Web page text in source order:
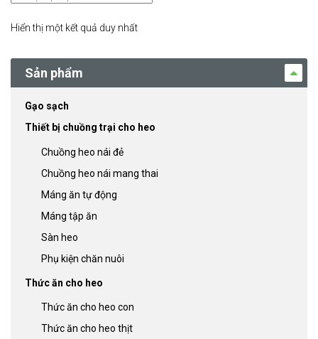
Hiển thị một kết quả duy nhất
Sản phẩm
Gạo sạch
Thiết bị chuồng trại cho heo
Chuồng heo nái đẻ
Chuồng heo nái mang thai
Máng ăn tự động
Máng tập ăn
Sàn heo
Phụ kiện chăn nuôi
Thức ăn cho heo
Thức ăn cho heo con
Thức ăn cho heo thịt